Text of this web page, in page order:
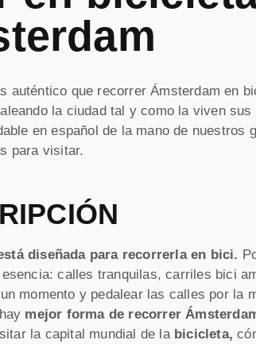
auténtico que recorrer Ámsterdam en
la ciudad tal y como la viven
en español de la mano de nuestros
para visitar.
diseñada para recorrerla en bici.
calles tranquilas, carriles bici
momento y pedalear las calles por la
mejor forma de recorrer
la capital mundial de la bicicleta,